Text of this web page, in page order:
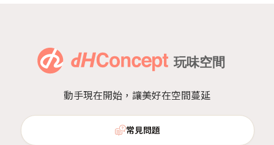
動手現在開始，讓美好在空間蔓延
常見問題